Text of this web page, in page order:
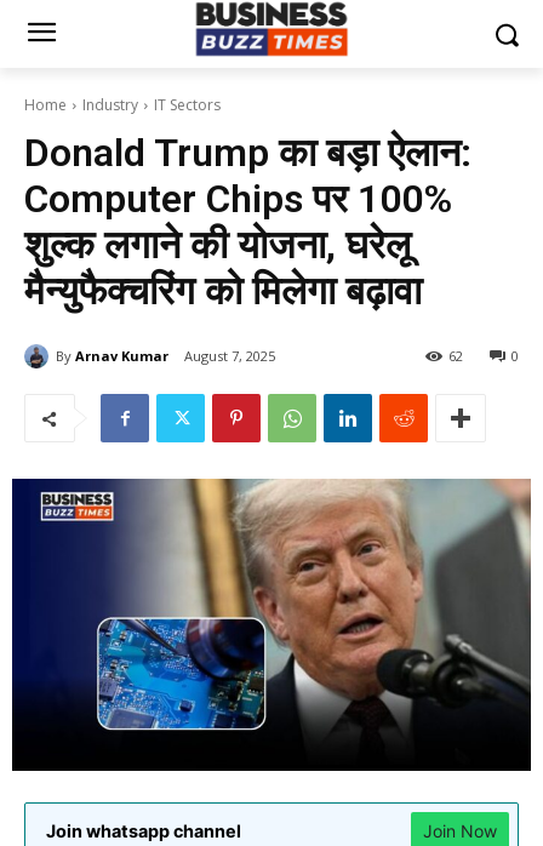
Home Industry IT Sectors
Donald Trump का बड़ा ऐलान:
Computer Chips पर 100%
शुल्क लगाने की योजना, घरेलू
मैन्युफैक्चरिंग को मिलेगा बढ़ावा
By Arnav Kumar August 7, 2025 0
62
Join whatsapp channel Join Now